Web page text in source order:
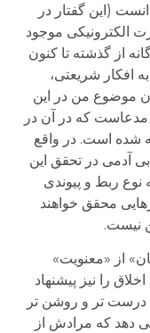
(این گفتار در
الکترونیکی موجود
از گذشته تا کنون
افکار شریعتی،
موضوع من در این
مدعاست که در آن در
شده است. در واقع
آدمی در تحقق این
ربط و پیوندی
محقق خواهند
نیست.
از «معنویت»
را نیز پیشنهاد
درست تر و روشن تر
دهد که مرادش از